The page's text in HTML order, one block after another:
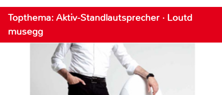
Topthema: Aktiv-Standlautsprecher · Loutd
musegg